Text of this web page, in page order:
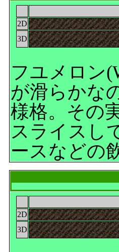
2D
3D
フユメロン
が滑らかな
様格。その
スライスし
ースなどの
2D
3D